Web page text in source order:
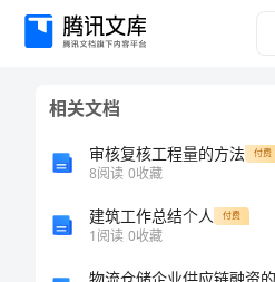
气
相关文档
审核复核工程量的方法 付费
8阅读 0收藏
建筑工作总结个人 付费
1阅读 0收藏